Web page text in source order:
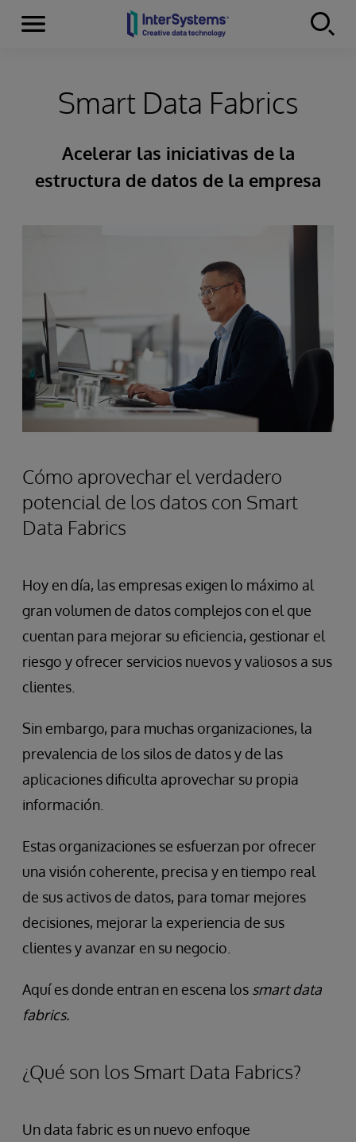
Skip to content
Secciones
Smart Data Fabrics
Acelerar las iniciativas de la
estructura de datos de la empresa
Cómo aprovechar el verdadero
potencial de los datos con Smart
Data Fabrics
Hoy en día, las empresas exigen lo máximo al
gran volumen de datos complejos con el que
cuentan para mejorar su eficiencia, gestionar el
riesgo y ofrecer servicios nuevos y valiosos a sus
clientes.
Sin embargo, para muchas organizaciones, la
prevalencia de los silos de datos y de las
aplicaciones dificulta aprovechar su propia
información.
Estas organizaciones se esfuerzan por ofrecer
una visión coherente, precisa y en tiempo real
de sus activos de datos, para tomar mejores
decisiones, mejorar la experiencia de sus
clientes y avanzar en su negocio.
Aquí es donde entran en escena los smart data
fabrics.
¿Qué son los Smart Data Fabrics?
Un data fabric es un nuevo enfoque